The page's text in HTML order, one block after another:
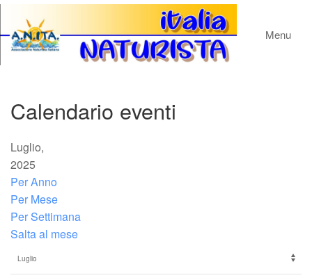
Menu
Calendario eventi
Luglio,
2025
Per Anno
Per Mese
Per Settimana
Salta al mese